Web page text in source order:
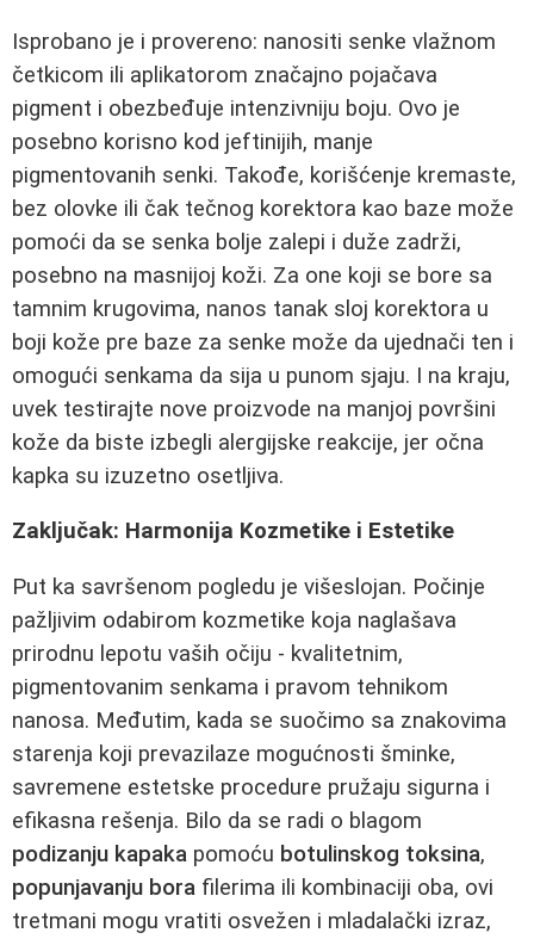
Isprobano je i provereno: nanositi senke vlažnom
četkicom ili aplikatorom značajno pojačava
pigment i obezbeđuje intenzivniju boju. Ovo je
posebno korisno kod jeftinijih, manje
pigmentovanih senki. Takođe, korišćenje kremaste,
bez olovke ili čak tečnog korektora kao baze može
pomoći da se senka bolje zalepi i duže zadrži,
posebno na masnijoj koži. Za one koji se bore sa
tamnim krugovima, nanos tanak sloj korektora u
boji kože pre baze za senke može da ujednači ten i
omogući senkama da sija u punom sjaju. I na kraju,
uvek testirajte nove proizvode na manjoj površini
kože da biste izbegli alergijske reakcije, jer očna
kapka su izuzetno osetljiva.
Zaključak: Harmonija Kozmetike i Estetike
Put ka savršenom pogledu je višeslojan. Počinje
pažljivim odabirom kozmetike koja naglašava
prirodnu lepotu vaših očiju - kvalitetnim,
pigmentovanim senkama i pravom tehnikom
nanosa. Međutim, kada se suočimo sa znakovima
starenja koji prevazilaze mogućnosti šminke,
savremene estetske procedure pružaju sigurna i
efikasna rešenja. Bilo da se radi o blagom
podizanju kapaka pomoću botulinskog toksina,
popunjavanju bora filerima ili kombinaciji oba, ovi
tretmani mogu vratiti osvežen i mladalački izraz,